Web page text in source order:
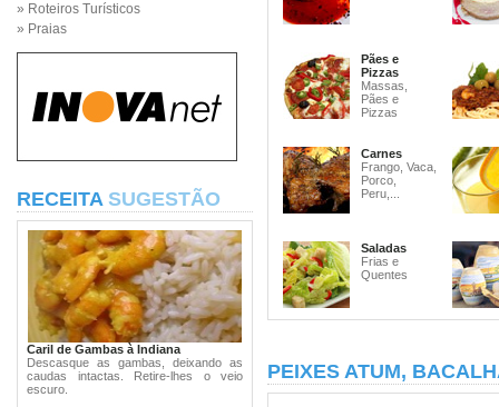
» Roteiros Turísticos
» Praias
RECEITA SUGESTÃO
Caril de Gambas à Indiana
Descasque as gambas, deixando as
caudas intactas. Retire-lhes o veio
escuro.
Pães e
Pizzas
Massas,
Pães e
Pizzas
Carnes
Frango, Vaca,
Porco,
Peru,...
Saladas
Frias e
Quentes
PEIXES ATUM,